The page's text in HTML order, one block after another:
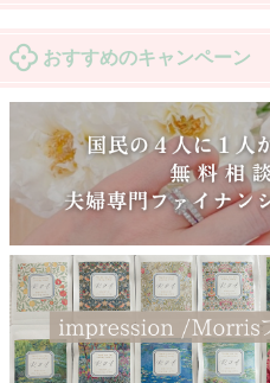
おすすめのキャンペーン